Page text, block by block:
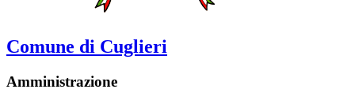
Comune di Cuglieri
Amministrazione